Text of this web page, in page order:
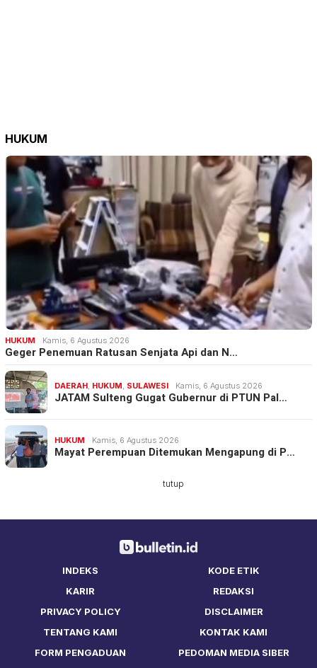
HUKUM
HUKUM Kamis, 6 Agustus 2026
Geger Penemuan Ratusan Senjata Api dan N…
DAERAH, HUKUM, SULAWESI Kamis, 6 Agustus 2026
JATAM Sulteng Gugat Gubernur di PTUN Pal…
HUKUM Kamis, 6 Agustus 2026
Mayat Perempuan Ditemukan Mengapung di P…
INDEKS
KODE ETIK
KARIR
REDAKSI
PRIVACY POLICY
DISCLAIMER
TENTANG KAMI
KONTAK KAMI
FORM PENGADUAN
PEDOMAN MEDIA SIBER
tutup